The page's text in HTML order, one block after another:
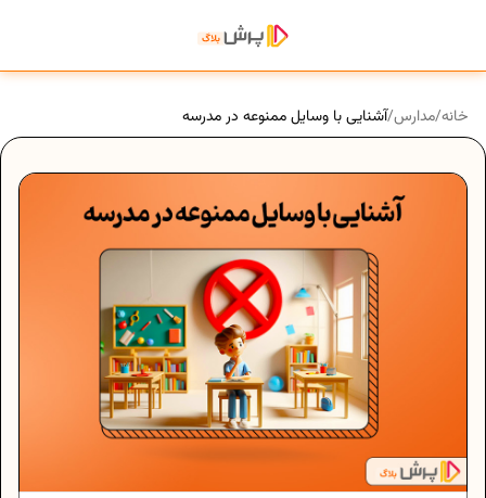
خانه/مدارس/آشنایی با وسایل ممنوعه در مدرسه